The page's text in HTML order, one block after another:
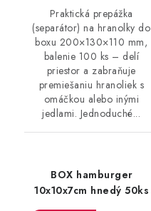
Praktická prepážka
(separátor) na hranolky do
boxu 200×130×110 mm,
balenie 100 ks – delí
priestor a zabraňuje
premiešaniu hranoliek s
omáčkou alebo inými
jedlami. Jednoduché...
BOX hamburger
10x10x7cm hnedý 50ks